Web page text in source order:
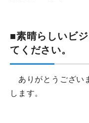
■素晴らしいビ
てください。
ありがとうござい
します。